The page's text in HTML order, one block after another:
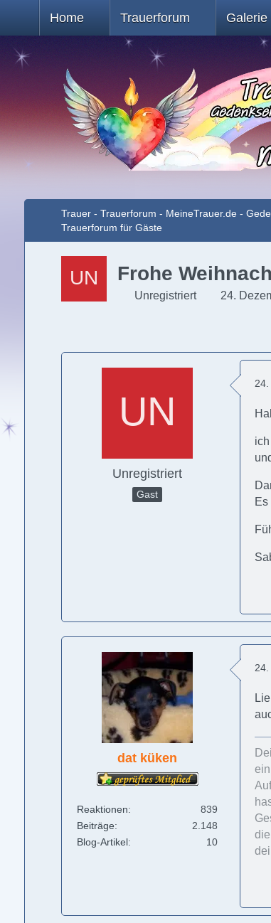
Home Trauerforum Galerie
Trauer - Trauerforum - MeineTrauer.de -
Trauerforum für Gäste
Frohe
Unregistriert 24.
Unregistriert
Gast
dat küken
Reaktionen
839
Beiträge
2.148
Blog-Artikel
10